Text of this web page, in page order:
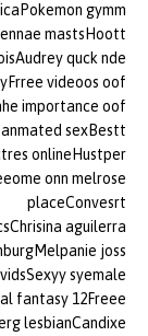
gymm
mastsHoott
quck nde
videoos oof
importance oof
sexBestt
onlineHustper
onn melrose
placeConvesrt
aguilerra
joss
syemale
fantasy 12Freee
lesbianCandixe